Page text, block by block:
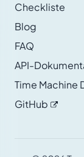
Checkliste
Blog
FAQ
API-
Time Machine
GitHub